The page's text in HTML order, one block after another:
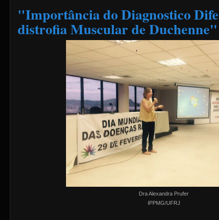
"Importância do Diagnostico
distrofia Muscular de Duchenne"
Dra Alexandra Prufer
IPPMG/UFRJ